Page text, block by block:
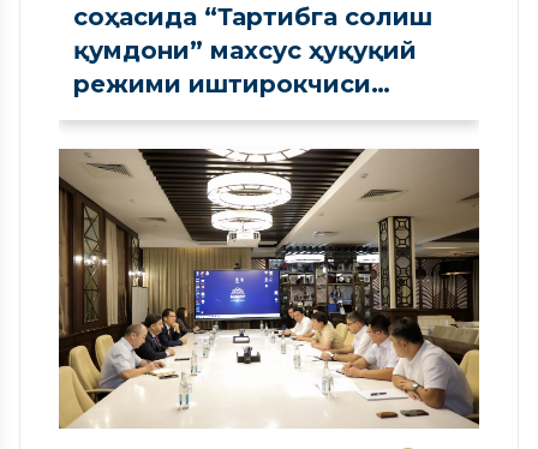
соҳасида “Тартибга солиш
қумдони” махсус ҳуқуқий
режими иштирокчиси
сифатида рўйхатдан
ўтказилди